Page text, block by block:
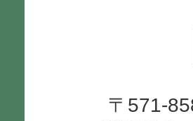
〒571-